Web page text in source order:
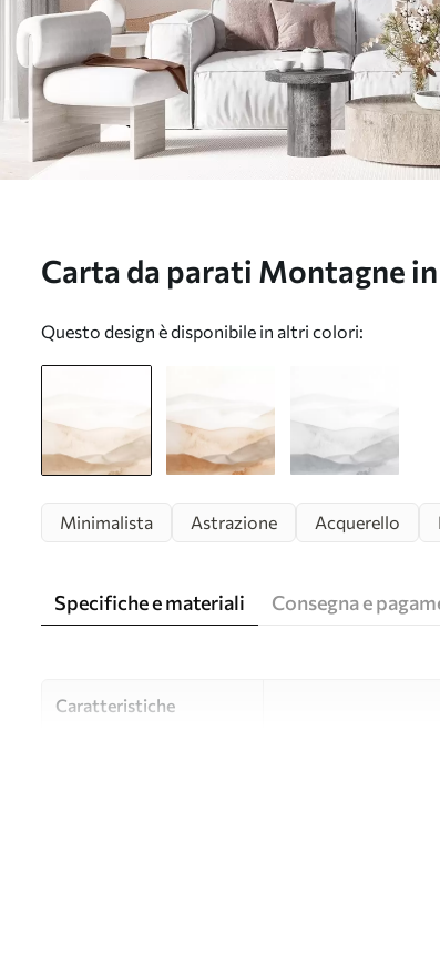
Carta da parati Montagne
Questo design è disponibile in altri colori:
Minimalista Astrazione Acquerello
Specifiche e materiali Consegna e
Caratteristiche